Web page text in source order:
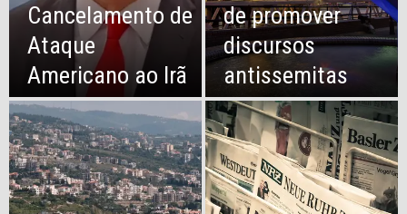
Cancelamento de
Ataque
Americano ao Irã
de promover
discursos
antissemitas